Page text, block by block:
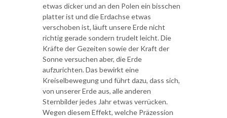
etwas dicker und an den Polen ein bisschen
platter ist und die Erdachse etwas
verschoben ist, läuft unsere Erde nicht
richtig gerade sondern trudelt leicht. Die
Kräfte der Gezeiten sowie der Kraft der
Sonne versuchen aber, die Erde
aufzurichten. Das bewirkt eine
Kreiselbewegung und führt dazu, dass sich,
von unserer Erde aus, alle anderen
Sternbilder jedes Jahr etwas verrücken.
Wegen diesem Effekt, welche Präzession